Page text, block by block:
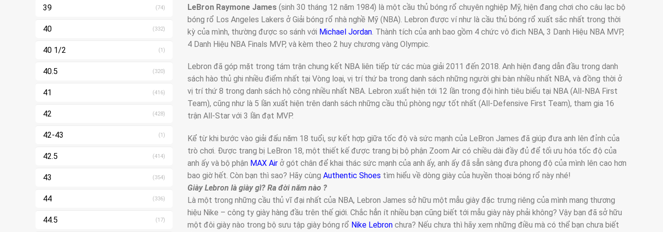
39 (74)
40 (332)
40 1/2 (1)
40.5 (320)
41 (416)
42 (428)
42-43 (1)
42.5 (414)
43 (354)
44 (336)
44.5 (17)
LeBron Raymone James(sinh 30 tháng 12 năm 1984) là một cầu thủ bóng rổ chuyên nghiệp Mỹ, hiện đang chơi cho câu lạc bộ
bóng rổ Los Angeles Lakers ở Giải bóng rổ nhà nghề Mỹ (NBA). Lebron được ví như là cầu thủ bóng rổ xuất sắc nhất trong thời
kỳ của mình, thường được so sánh với Michael Jordan. Thành tích của anh bao gồm 4 chức vô đich NBA, 3 Danh Hiệu NBA MVP,
4 Danh Hiệu NBA Finals MVP, và kèm theo 2 huy chương vàng Olympic.
Lebron đã góp mặt trong tám trận chung kết NBA liên tiếp từ các mùa giải 2011 đến 2018. Anh hiện đang dẫn đầu trong danh
sách hào thủ ghi nhiều điểm nhất tại Vòng loại, vị trí thứ ba trong danh sách những người ghi bàn nhiều nhất NBA, và đồng thời ở
vị trí thứ 8 trong danh sách hộ công nhiều nhất NBA. Lebron xuất hiện tới 12 lần trong đội hình tiêu biểu tại NBA (All-NBA First
Team), cũng như là 5 lần xuất hiện trên danh sách những cầu thủ phòng ngự tốt nhất (All-Defensive First Team), tham gia 16
trận All-Star với 3 lần đạt MVP.
Kể từ khi bước vào giải đấu năm 18 tuổi, sự kết hợp giữa tốc độ và sức mạnh của LeBron James đã giúp đưa anh lên đỉnh của
trò chơi. Được trang bị LeBron 18, một thiết kế được trang bị bộ phận Zoom Air có chiều dài đầy đủ để tối ưu hóa tốc độ của
anh ấy và bộ phận MAX Airở gót chân để khai thác sức mạnh của anh ấy, anh ấy đã sẵn sàng đưa phong độ của mình lên cao hơn
bao giờ hết. Còn bạn thì sao? Hãy cùng Authentic Shoes tìm hiểu về dòng giày của huyền thoại bóng rổ này nhé!
Giày Lebron là giày gì? Ra đời năm nào ?
Là một trong những cầu thủ vĩ đại nhất của NBA, Lebron James sở hữu một mẫu giày đặc trưng riêng của mình mang thương
hiệu Nike – công ty giày hàng đầu trên thế giới. Chắc hẳn ít nhiều bạn cũng biết tới mẫu giày này phải không? Vậy bạn đã sở hữu
một đôi giày nào trong bộ sưu tập giày bóng rổ Nike Lebronchưa? Nếu chưa thì hãy xem những điều mà có thể bạn chưa biết